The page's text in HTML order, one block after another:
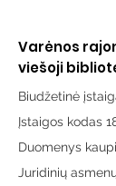
Varėnos
viešoji
Biudžetinė
Įstaigos kodas
Duomenys
Juridinių